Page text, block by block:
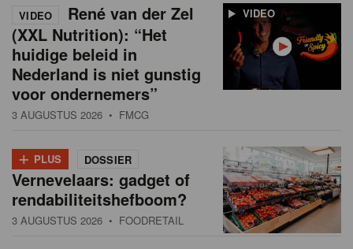
VIDEO
VIDEO
René van der Zel
(XXL Nutrition): “Het
huidige beleid in
Nederland is niet gunstig
voor ondernemers”
3 AUGUSTUS 2026 • FMCG
+ PLUS DOSSIER
Vernevelaars: gadget of
rendabiliteitshefboom?
3 AUGUSTUS 2026 • FOODRETAIL